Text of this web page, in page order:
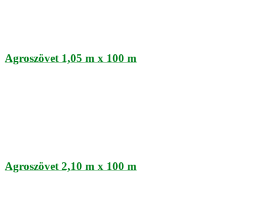
Agroszövet 1,05 m x 100 m
Agroszövet 2,10 m x 100 m